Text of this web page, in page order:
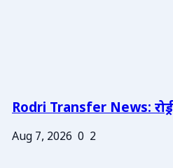
Rodri Transfer News:
Aug 7, 2026 0 2